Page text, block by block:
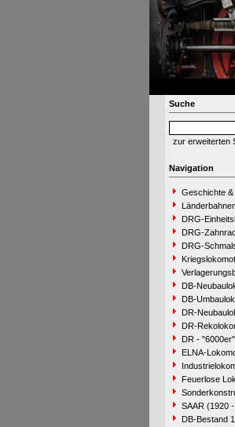
Suche
zur erweiterten
Navigation
Geschichte
DRG-
DRG-
DRG-
DB-
DB-
DR-
DR-
DR - "6000er"
ELNA-
Feuerlose
SAAR (1920
DB-Bestand